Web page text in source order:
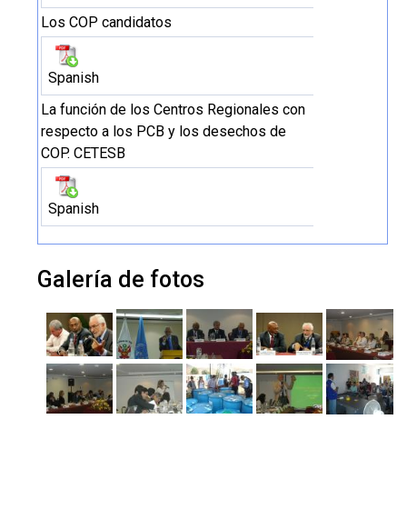
Los COP candidatos
Spanish
La función de los Centros Regionales con
respecto a los PCB y los desechos de
COP. CETESB
Spanish
Galería de fotos